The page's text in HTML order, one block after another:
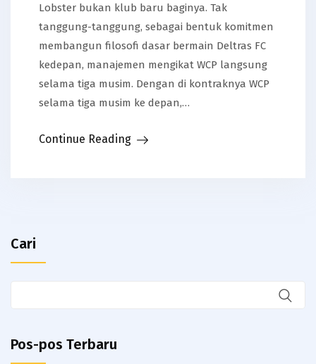
Lobster bukan klub baru baginya. Tak
tanggung-tanggung, sebagai bentuk komitmen
membangun filosofi dasar bermain Deltras FC
kedepan, manajemen mengikat WCP langsung
selama tiga musim. Dengan di kontraknya WCP
selama tiga musim ke depan,…
Continue Reading
Cari
Pos-pos Terbaru